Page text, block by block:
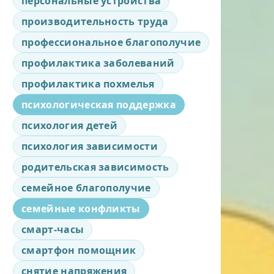
производительность труда
профессиональное благополучие
профилактика заболеваний
профилактика похмелья
психологическая поддержка
психология детей
психология зависимости
родительская зависимость
семейное благополучие
семейные конфликты
смарт-часы
смартфон помощник
снятие напряжения